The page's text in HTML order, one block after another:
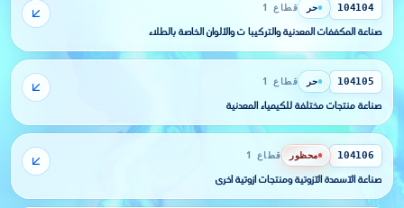
104104 حر قطاع 1
صناعة المكففات المعدنية والتركيبا ت والألوان الخاصة بالطلاء
104105 حر قطاع 1
صناعة منتجات مختلفة للكيمياء المعدنية
104106 محظور قطاع 1
صناعة الآسمدة الآزوتية ومنتجات آزوتية أخرى